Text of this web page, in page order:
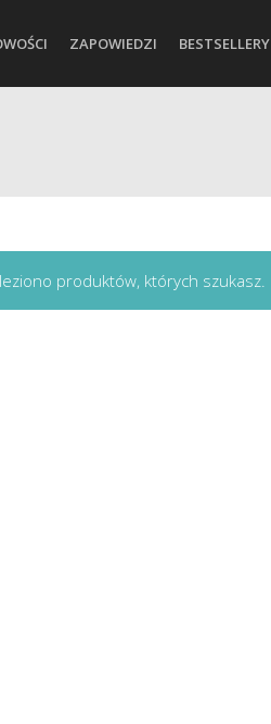
ZAPOWIEDZI BESTSELLERY
produktów, których szukasz.